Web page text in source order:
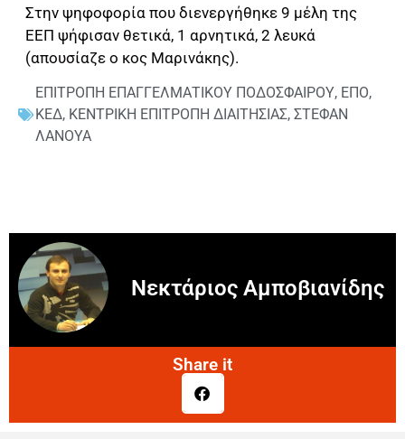
Στην ψηφοφορία που διενεργήθηκε 9 μέλη της
ΕΕΠ ψήφισαν θετικά, 1 αρνητικά, 2 λευκά
(απουσίαζε ο κος Μαρινάκης).
ΕΠΙΤΡΟΠΗ ΕΠΑΓΓΕΛΜΑΤΙΚΟΥ ΠΟΔΟΣΦΑΙΡΟΥ, ΕΠΟ,
ΚΕΔ, ΚΕΝΤΡΙΚΗ ΕΠΙΤΡΟΠΗ ΔΙΑΙΤΗΣΙΑΣ, ΣΤΕΦΑΝ
ΛΑΝΟΥΑ
Νεκτάριος Αμποβιανίδης
Share it